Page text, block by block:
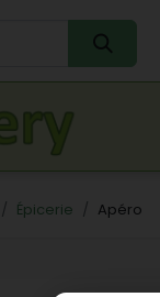
Épicerie Apéro